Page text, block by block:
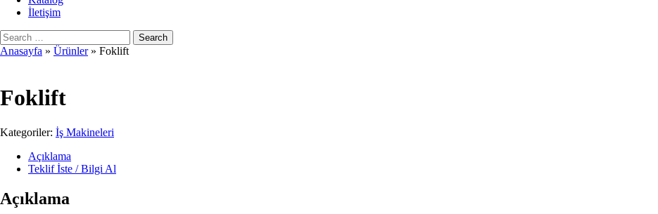
İletişim
Anasayfa » Ürünler» Foklift
Foklift
Kategoriler: İş Makineleri
Açıklama
Teklif İste / Bilgi Al
Açıklama